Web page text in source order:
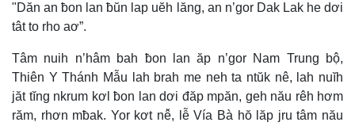
"Dăn an ƀon lan ƀŭn lap uĕh lăng, an n’gor Dak Lak he dơi
tât to rho aơ”.
Tâm nuih n’hâm bah ƀon lan ăp n’gor Nam Trung bộ,
Thiên Y Thánh Mẫu lah brah me neh ta ntŭk nê, lah nuĭh
jăt tĭng nkrum kơl ƀon lan dơi đăp mpăn, geh nău rêh hơm
răm, rhơn mƀak. Yor kơt nê̆, lễ Vía Bà hŏ lăp jru tâm nău